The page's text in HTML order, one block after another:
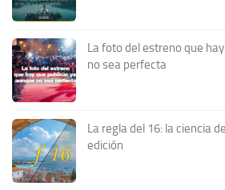
La foto del estreno que
no sea perfecta
La regla del 16: la ciencia
edición